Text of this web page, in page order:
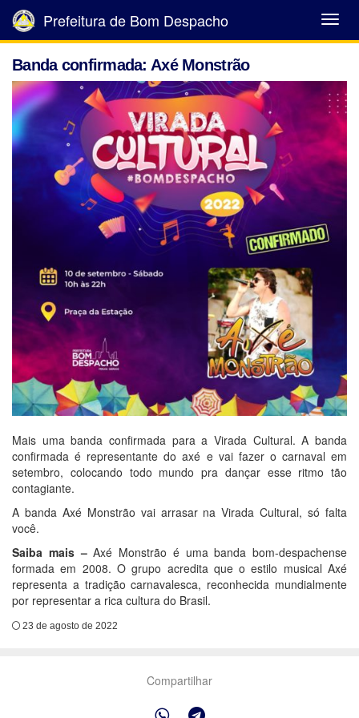
Abrir
Menu
Prefeitura de Bom Despacho
Banda confirmada: Axé Monstrão
Mais uma banda confirmada para a Virada Cultural. A banda
confirmada é representante do axé e vai fazer o carnaval em
setembro, colocando todo mundo pra dançar esse ritmo tão
contagiante.
A banda Axé Monstrão vai arrasar na Virada Cultural, só falta
você.
Saiba mais –Axé Monstrão é uma banda bom-despachense
formada em 2008. O grupo acredita que o estilo musical Axé
representa a tradição carnavalesca, reconhecida mundialmente
por representar a rica cultura do Brasil.
23 de agosto de 2022
Compartilhar